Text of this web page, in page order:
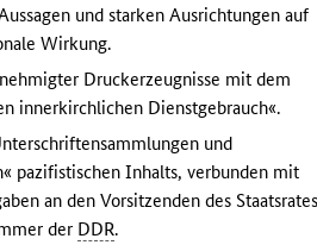
und starken Ausrichtungen auf
Wirkung.
Druckerzeugnisse mit dem
innerkirchlichen Dienstgebrauch«.
und
pazifistischen Inhalts, verbunden mit
an den Vorsitzenden des
der DDR.